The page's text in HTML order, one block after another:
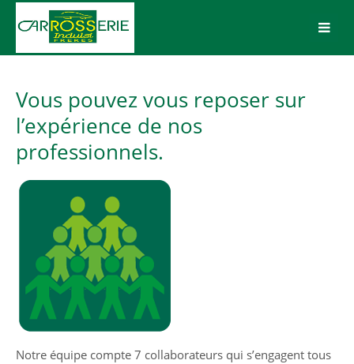
Login
Passwort
Anmelden
Register| Lost your password?
Support
Lorem ipsum dolor sit amet:
Vous pouvez vous reposer sur
l’expérience de nos
professionnels.
Notre équipe compte 7 collaborateurs qui s’engagent tous